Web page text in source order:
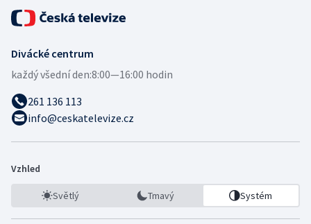
Divácké centrum
každý všední den:8:00—16:00 hodin
261 136 113
info@ceskatelevize.cz
Vzhled
Světlý Tmavý Systém